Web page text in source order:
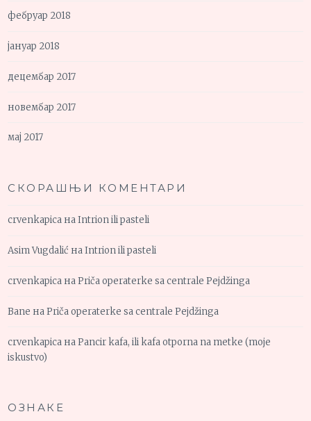
фебруар 2018
јануар 2018
децембар 2017
новембар 2017
мај 2017
СКОРАШЊИ КОМЕНТАРИ
crvenkapica наIntrion ili pasteli
Asim Vugdalić наIntrion ili pasteli
crvenkapica наPriča operaterke sa centrale Pejdžinga
Bane наPriča operaterke sa centrale Pejdžinga
crvenkapica наPancir kafa, ili kafa otporna na metke (moje
iskustvo)
ОЗНАКЕ